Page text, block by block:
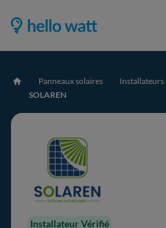
Accueil Panneaux solaires Installateurs
SOLAREN
Installateur Vérifié